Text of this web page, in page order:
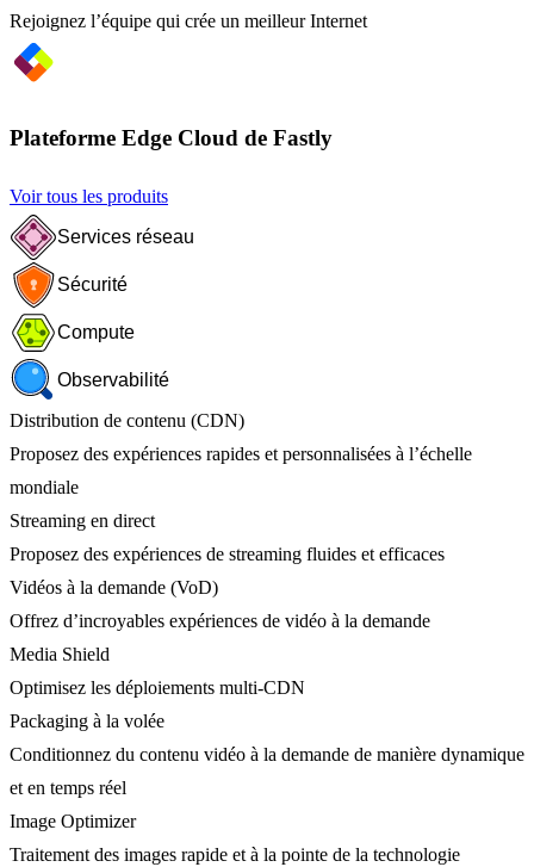
Rejoignez l’équipe qui crée un meilleur Internet
Plateforme Edge Cloud de Fastly
Voir tous les produits
Services réseau
Sécurité
Compute
Observabilité
Distribution de contenu (CDN)
Proposez des expériences rapides et personnalisées à l’échelle
mondiale
Streaming en direct
Proposez des expériences de streaming fluides et efficaces
Vidéos à la demande (VoD)
Offrez d’incroyables expériences de vidéo à la demande
Media Shield
Optimisez les déploiements multi-CDN
Packaging à la volée
Conditionnez du contenu vidéo à la demande de manière dynamique
et en temps réel
Image Optimizer
Traitement des images rapide et à la pointe de la technologie